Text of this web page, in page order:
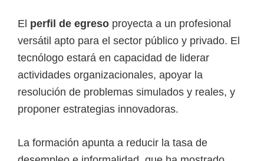
El perfil de egreso proyecta a un profesional
versátil apto para el sector público y privado. El
tecnólogo estará en capacidad de liderar
actividades organizacionales, apoyar la
resolución de problemas simulados y reales, y
proponer estrategias innovadoras.
La formación apunta a reducir la tasa de